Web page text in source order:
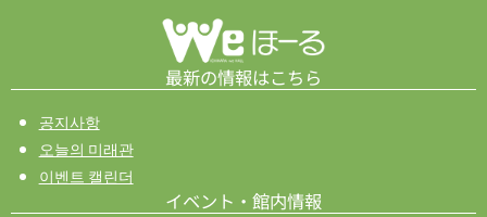
最新の情報はこちら
공지사항
오늘의 미래관
이벤트 캘린더
イベント・館内情報